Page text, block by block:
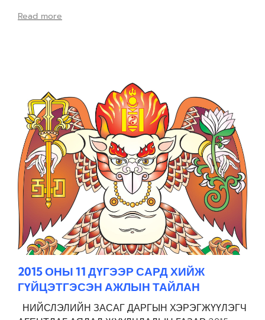
Read more
2015 ОНЫ 11 ДҮГЭЭР САРД ХИЙЖ
ГҮЙЦЭТГЭСЭН АЖЛЫН ТАЙЛАН
НИЙСЛЭЛИЙН ЗАСАГ ДАРГЫН ХЭРЭГЖҮҮЛЭГЧ